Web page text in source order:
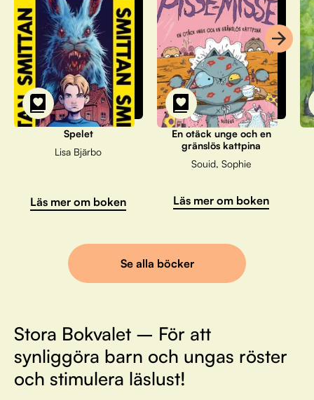
Spelet
Lisa Bjärbo
Läs mer om boken
En otäck unge och en
gränslös kattpina
Souid, Sophie
Läs mer om boken
Se alla böcker
Stora Bokvalet – För att
synliggöra barn och ungas röster
och stimulera läslust!